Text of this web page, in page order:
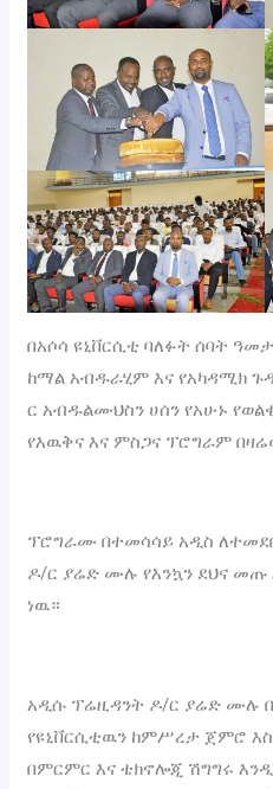
በአሶሳ ዩኒቨርሲቲ ባለፉት ሰባት
ከማል አብዱራሂም እና የአካዳሚክ
ር አብዱልሙህስን ሀሰን የአሁኑ
የእዉቅና እና ምስጋና ፕሮግራም
‎ፕሮግራሙ በተመሳሳይ አዲስ
ዶ/ር ያሬድ ሙሉ የእንኳን ደህና መጡ
ነዉ።
‎አዲሱ ፕሬዚዳንት ዶ/ር ያሬድ ሙሉ
የዩኒቨርሲቲዉን ከምሥረታ ጀምሮ
በምርምር እና ቴክኖሎጂ ሽግግሩ